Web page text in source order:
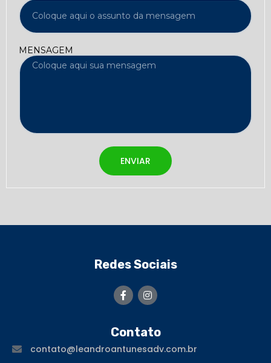
MENSAGEM
ENVIAR
Redes Sociais
Contato
contato@leandroantunesadv.com.br